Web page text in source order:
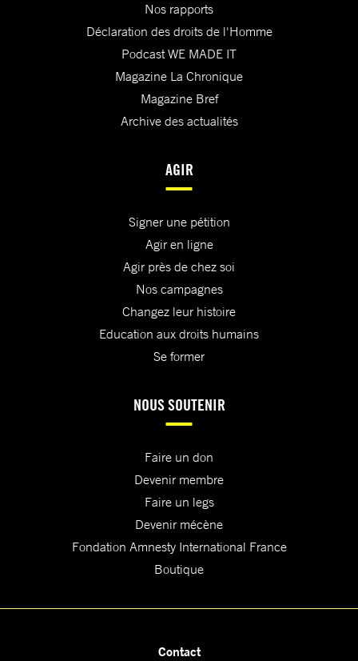
Nos rapports
Déclaration des droits de l'Homme
Podcast WE MADE IT
Magazine La Chronique
Magazine Bref
Archive des actualités
AGIR
Signer une pétition
Agir en ligne
Agir près de chez soi
Nos campagnes
Changez leur histoire
Education aux droits humains
Se former
NOUS SOUTENIR
Faire un don
Devenir membre
Faire un legs
Devenir mécène
Fondation Amnesty International France
Boutique
Contact